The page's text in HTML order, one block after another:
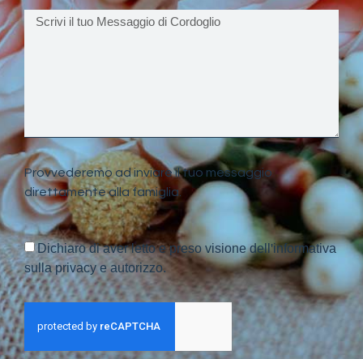
Provvederemo ad inviare il tuo messaggio
direttamente alla famiglia.
Dichiaro di aver letto e preso visione dell'informativa
sulla privacy e autorizzo.